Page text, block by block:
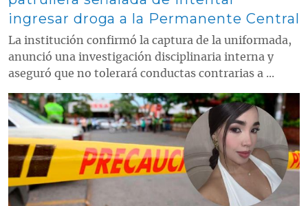
ingresar droga a la Permanente Central
La institución confirmó la captura de la uniformada,
anunció una investigación disciplinaria interna y
aseguró que no tolerará conductas contrarias a ...
Contenido multimedia principal